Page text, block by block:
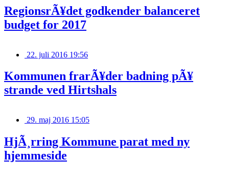
RegionsrÃ¥det godkender balanceret
budget for 2017
22. juli 2016 19:56
Kommunen frarÃ¥der badning pÃ¥
strande ved Hirtshals
29. maj 2016 15:05
HjÃ¸rring Kommune parat med ny
hjemmeside